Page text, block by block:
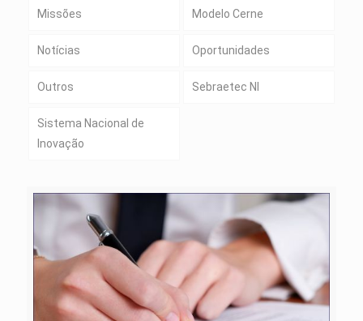
Missões Modelo Cerne
Notícias Oportunidades
Outros Sebraetec NI
Sistema Nacional de
Inovação